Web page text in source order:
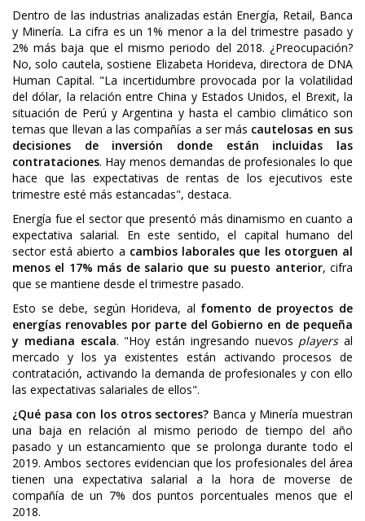
Dentro de las industrias analizadas están Energía, Retail, Banca
y Minería. La cifra es un 1% menor a la del trimestre pasado y
2% más baja que el mismo periodo del 2018. ¿Preocupación?
No, solo cautela, sostiene Elizabeta Horideva, directora de DNA
Human Capital. "La incertidumbre provocada por la volatilidad
del dólar, la relación entre China y Estados Unidos, el Brexit, la
situación de Perú y Argentina y hasta el cambio climático son
temas que llevan a las compañías a ser más cautelosas en sus
decisiones de inversión donde están incluidas las
contrataciones. Hay menos demandas de profesionales lo que
hace que las expectativas de rentas de los ejecutivos este
trimestre esté más estancadas", destaca.
Energía fue el sector que presentó más dinamismo en cuanto a
expectativa salarial. En este sentido, el capital humano del
sector está abierto a cambios laborales que les otorguen al
menos el 17% más de salario que su puesto anterior, cifra
que se mantiene desde el trimestre pasado.
Esto se debe, según Horideva, al fomento de proyectos de
energías renovables por parte del Gobierno en de pequeña
y mediana escala. "Hoy están ingresando nuevos playersal
mercado y los ya existentes están activando procesos de
contratación, activando la demanda de profesionales y con ello
las expectativas salariales de ellos".
¿Qué pasa con los otros sectores? Banca y Minería muestran
una baja en relación al mismo periodo de tiempo del año
pasado y un estancamiento que se prolonga durante todo el
2019. Ambos sectores evidencian que los profesionales del área
tienen una expectativa salarial a la hora de moverse de
compañía de un 7% dos puntos porcentuales menos que el
2018.